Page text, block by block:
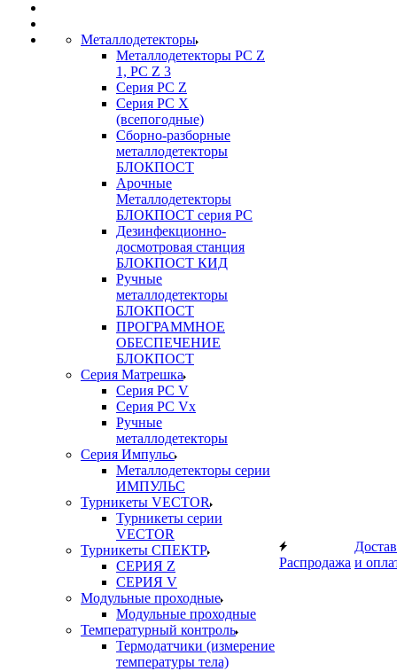
Металлодетекторы
Металлодетекторы РС Z
1, PC Z 3
Серия РС Z
Серия РС X
(всепогодные)
Сборно-разборные
металлодетекторы
БЛОКПОСТ
Арочные
Металлодетекторы
БЛОКПОСТ серия РС
Дезинфекционно-
досмотровая станция
БЛОКПОСТ КИД
Ручные
металлодетекторы
БЛОКПОСТ
ПРОГРАММНОЕ
ОБЕСПЕЧЕНИЕ
БЛОКПОСТ
Серия Матрешка
Серия PC V
Серия PC Vx
Ручные
металлодетекторы
Серия Импульс
Металлодетекторы серии
ИМПУЛЬС
Турникеты VECTOR
Турникеты серии
VECTOR
Турникеты СПЕКТР
СЕРИЯ Z
СЕРИЯ V
Модульные проходные
Модульные проходные
Температурный контроль
Термодатчики (измерение
температуры тела)
Распродажа и